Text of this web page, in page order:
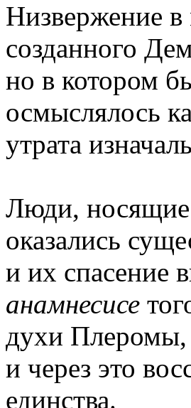
Низвержение в
созданного
но в котором
осмыслялось
утрата
Люди, носящие
оказались
и их спасение
анамнесисе
духи Плеромы,
и через это
единства.